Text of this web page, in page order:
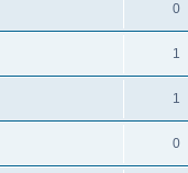
0
1
1
0